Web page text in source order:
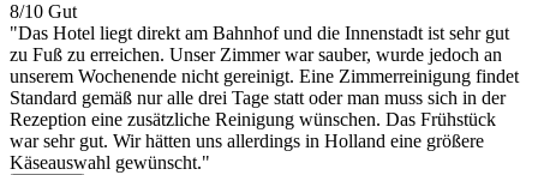
8/10 Gut
"Das Hotel liegt direkt am Bahnhof und die Innenstadt ist sehr gut
zu Fuß zu erreichen. Unser Zimmer war sauber, wurde jedoch an
unserem Wochenende nicht gereinigt. Eine Zimmerreinigung findet
Standard gemäß nur alle drei Tage statt oder man muss sich in der
Rezeption eine zusätzliche Reinigung wünschen. Das Frühstück
war sehr gut. Wir hätten uns allerdings in Holland eine größere
Käseauswahl gewünscht."